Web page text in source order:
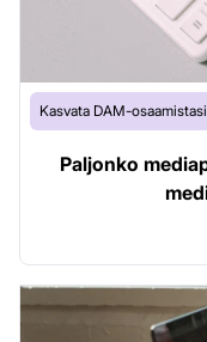
Kasvata DAM-osaamistasi
Paljonko